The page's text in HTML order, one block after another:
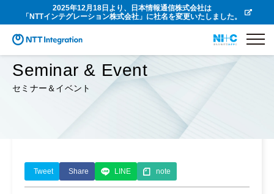
2025年12月18日より、日本情報通信株式会社は
「NTTインテグレーション株式会社」に社名を変更いたしました。
Seminar & Event
セミナー＆イベント
Tweet Share LINE note